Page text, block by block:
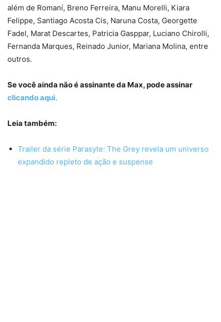
além de Romaní, Breno Ferreira, Manu Morelli, Kiara
Felippe, Santiago Acosta Cis, Naruna Costa, Georgette
Fadel, Marat Descartes, Patricia Gasppar, Luciano Chirolli,
Fernanda Marques, Reinado Junior, Mariana Molina, entre
outros.
Se você ainda não é assinante da Max, pode assinar
clicando aqui.
Leia também:
Trailer da série Parasyte: The Grey revela um universo
expandido repleto de ação e suspense